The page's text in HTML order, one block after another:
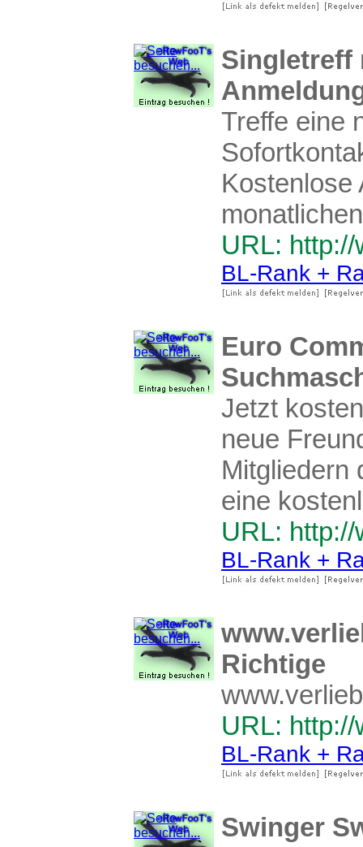
Singletreff
Treffe eine
Kostenlose
URL:
BL-Rank +
Euro
Jetzt
neue
Mitgliedern
eine
URL:
BL-Rank +
Richtige
URL:
BL-Rank +
Swinger